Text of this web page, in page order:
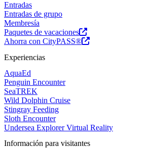
Entradas
Entradas de grupo
Membresía
Paquetes de vacaciones
Ahorra con CityPASS®
Experiencias
AquaEd
Penguin Encounter
SeaTREK
Wild Dolphin Cruise
Stingray Feeding
Sloth Encounter
Undersea Explorer Virtual Reality
Información para visitantes